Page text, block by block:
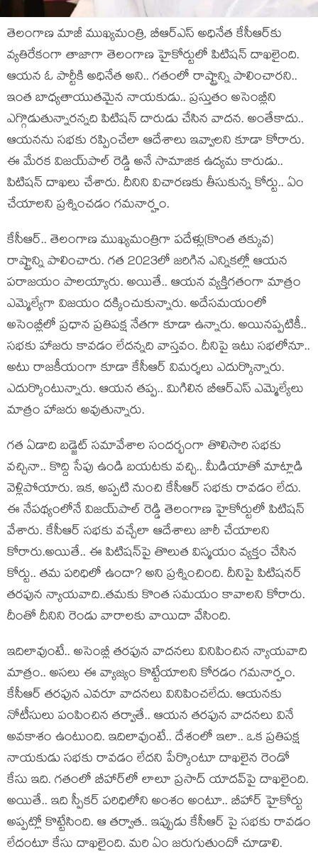
తెలంగాణ మాజీ ముఖ్య‌మంత్రి, బీఆర్ఎస్ అధినేత కేసీఆర్‌కు
వ్య‌తిరేకంగా తాజాగా తెలంగాణ హైకోర్టులో పిటిష‌న్ దాఖ‌లైంది.
ఆయ‌న ఓ పార్టీకి అధినేత అని.. గ‌తంలో రాష్ట్రాన్ని పాలించార‌ని..
ఇంత బాధ్య‌తాయుత‌మైన నాయ‌కుడు.. ప్ర‌స్తుతం అసెంబ్లీని
ఎగ్గొడుతున్నార‌న్న‌ది పిటిష‌న్ దారుడు చేసిన వాద‌న‌. అంతేకాదు..
ఆయ‌న‌ను స‌భ‌కు ర‌ప్పించేలా ఆదేశాలు ఇవ్వాల‌ని కూడా కోరారు.
ఈ మేర‌క విజ‌య్‌పాల్ రెడ్డి అనే సామాజిక ఉద్య‌మ కారుడు..
పిటిష‌న్ దాఖ‌లు చేశారు. దీనిని విచార‌ణ‌కు తీసుకున్న కోర్టు.. ఏం
చేయాల‌ని ప్ర‌శ్నించ‌డం గ‌మ‌నార్హం.
కేసీఆర్‌.. తెలంగాణ ముఖ్య‌మంత్రిగా ప‌దేళ్లు(కొంత త‌క్కువ‌)
రాష్ట్రాన్ని పాలించారు. గ‌త 2023లో జ‌రిగిన ఎన్నికల్లో ఆయ‌న
ప‌రాజ‌యం పాల‌య్యారు. అయితే.. ఆయ‌న వ్య‌క్తిగ‌తంగా మాత్రం
ఎమ్మెల్యేగా విజ‌యం ద‌క్కించుకున్నారు. అదేస‌మ‌యంలో
అసెంబ్లీలో ప్ర‌ధాన ప్ర‌తిప‌క్ష నేత‌గా కూడా ఉన్నారు. అయిన‌ప్ప‌టికీ..
స‌భ‌కు హాజ‌రు కావ‌డం లేద‌న్న‌ది వాస్త‌వం. దీనిపై ఇటు స‌భ‌లోనూ..
అటు రాజ‌కీయంగా కూడా కేసీఆర్ విమ‌ర్శ‌లు ఎదుర్కొన్నారు.
ఎదుర్కొంటున్నారు. ఆయ‌న త‌ప్ప‌.. మిగిలిన‌ బీఆర్ఎస్ ఎమ్మెల్యేలు
మాత్రం హాజ‌రు అవుతున్నారు.
గ‌త ఏడాది బ‌డ్జెట్ స‌మావేశాల సంద‌ర్భంగా తొలిసారి స‌భ‌కు
వ‌చ్చినా.. కొద్ది సేపు ఉండి బ‌య‌ట‌కు వ‌చ్చి.. మీడియాతో మాట్లాడి
వెళ్లిపోయారు. ఇక‌, అప్ప‌టి నుంచి కేసీఆర్ స‌భ‌కు రావ‌డం లేదు.
ఈ నేప‌థ్యంలోనే విజ‌య్‌పాల్ రెడ్డి తెలంగాణ హైకోర్టులో పిటిష‌న్
వేశారు. కేసీఆర్ స‌భ‌కు వ‌చ్చేలా ఆదేశాలు జారీ చేయాల‌ని
కోరారు.అయితే.. ఈ పిటిష‌న్‌పై తొలుత విస్మ‌యం వ్య‌క్తం చేసిన
కోర్టు.. త‌మ ప‌రిధిలో ఉందా? అని ప్ర‌శ్నించింది. దీనిపై పిటిష‌నర్
త‌ర‌ఫున న్యాయ‌వాది..త‌మ‌కు కొంత స‌మ‌యం కావాల‌ని కోరారు.
దీంతో దీనిని రెండు వారాలకు వాయిదా వేసింది.
ఇదిలావుంటే.. అసెంబ్లీ త‌ర‌ఫున వాద‌న‌లు వినిపించిన న్యాయ‌వాది
మాత్రం.. అస‌లు ఈ వ్యాజ్యం కొట్టేయాల‌ని కోర‌డం గ‌మ‌నార్హం.
కేసీఆర్ త‌ర‌ఫున ఎవ‌రూ వాద‌న‌లు వినిపించ‌లేదు. ఆయ‌న‌కు
నోటీసులు పంపించిన త‌ర్వాతే.. ఆయ‌న త‌ర‌ఫున వాద‌న‌లు వినే
అవ‌కాశం ఉంటుంది. ఇదిలావుంటే.. దేశంలో ఇలా.. ఒక ప్ర‌తిప‌క్ష
నాయకుడు స‌భ‌కు రావ‌డం లేద‌ని పేర్కొంటూ దాఖ‌లైన రెండో
కేసు ఇది. గ‌తంలో బీహార్‌లో లాలూ ప్ర‌సాద్ యాద‌వ్‌పై దాఖ‌లైంది.
అయితే.. ఇది స్పీక‌ర్ ప‌రిధిలోని అంశం అంటూ.. బీహార్ హైకోర్టు
అప్ప‌ట్లో కొట్టేసింది. ఆ త‌ర్వాత‌.. ఇప్పుడు కేసీఆర్ పై స‌భ‌కు రావ‌డం
లేదంటూ కేసు దాఖ‌లైంది. మ‌రి ఏం జ‌రుగుతుందో చూడాలి.